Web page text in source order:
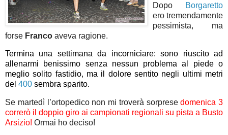
Dopo
Borgaretto
ero tremendamente
pessimista, ma
forse Franco aveva ragione.
Termina una settimana da incorniciare: sono riuscito ad
allenarmi benissimo senza nessun problema al piede o
meglio solito fastidio, ma il dolore sentito negli ultimi metri
del 400 sembra sparito.
Se martedì l’ortopedico non mi troverà sorpresedomenica 3
correrò il doppio giro ai campionati regionali su pista a Busto
Arsizio! Ormai ho deciso!